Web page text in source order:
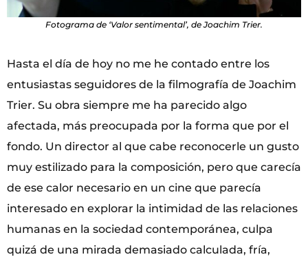
Fotograma de ‘Valor sentimental’, de Joachim Trier.
Hasta el día de hoy no me he contado entre los
entusiastas seguidores de la filmografía de Joachim
Trier. Su obra siempre me ha parecido algo
afectada, más preocupada por la forma que por el
fondo. Un director al que cabe reconocerle un gusto
muy estilizado para la composición, pero que carecía
de ese calor necesario en un cine que parecía
interesado en explorar la intimidad de las relaciones
humanas en la sociedad contemporánea, culpa
quizá de una mirada demasiado calculada, fría,